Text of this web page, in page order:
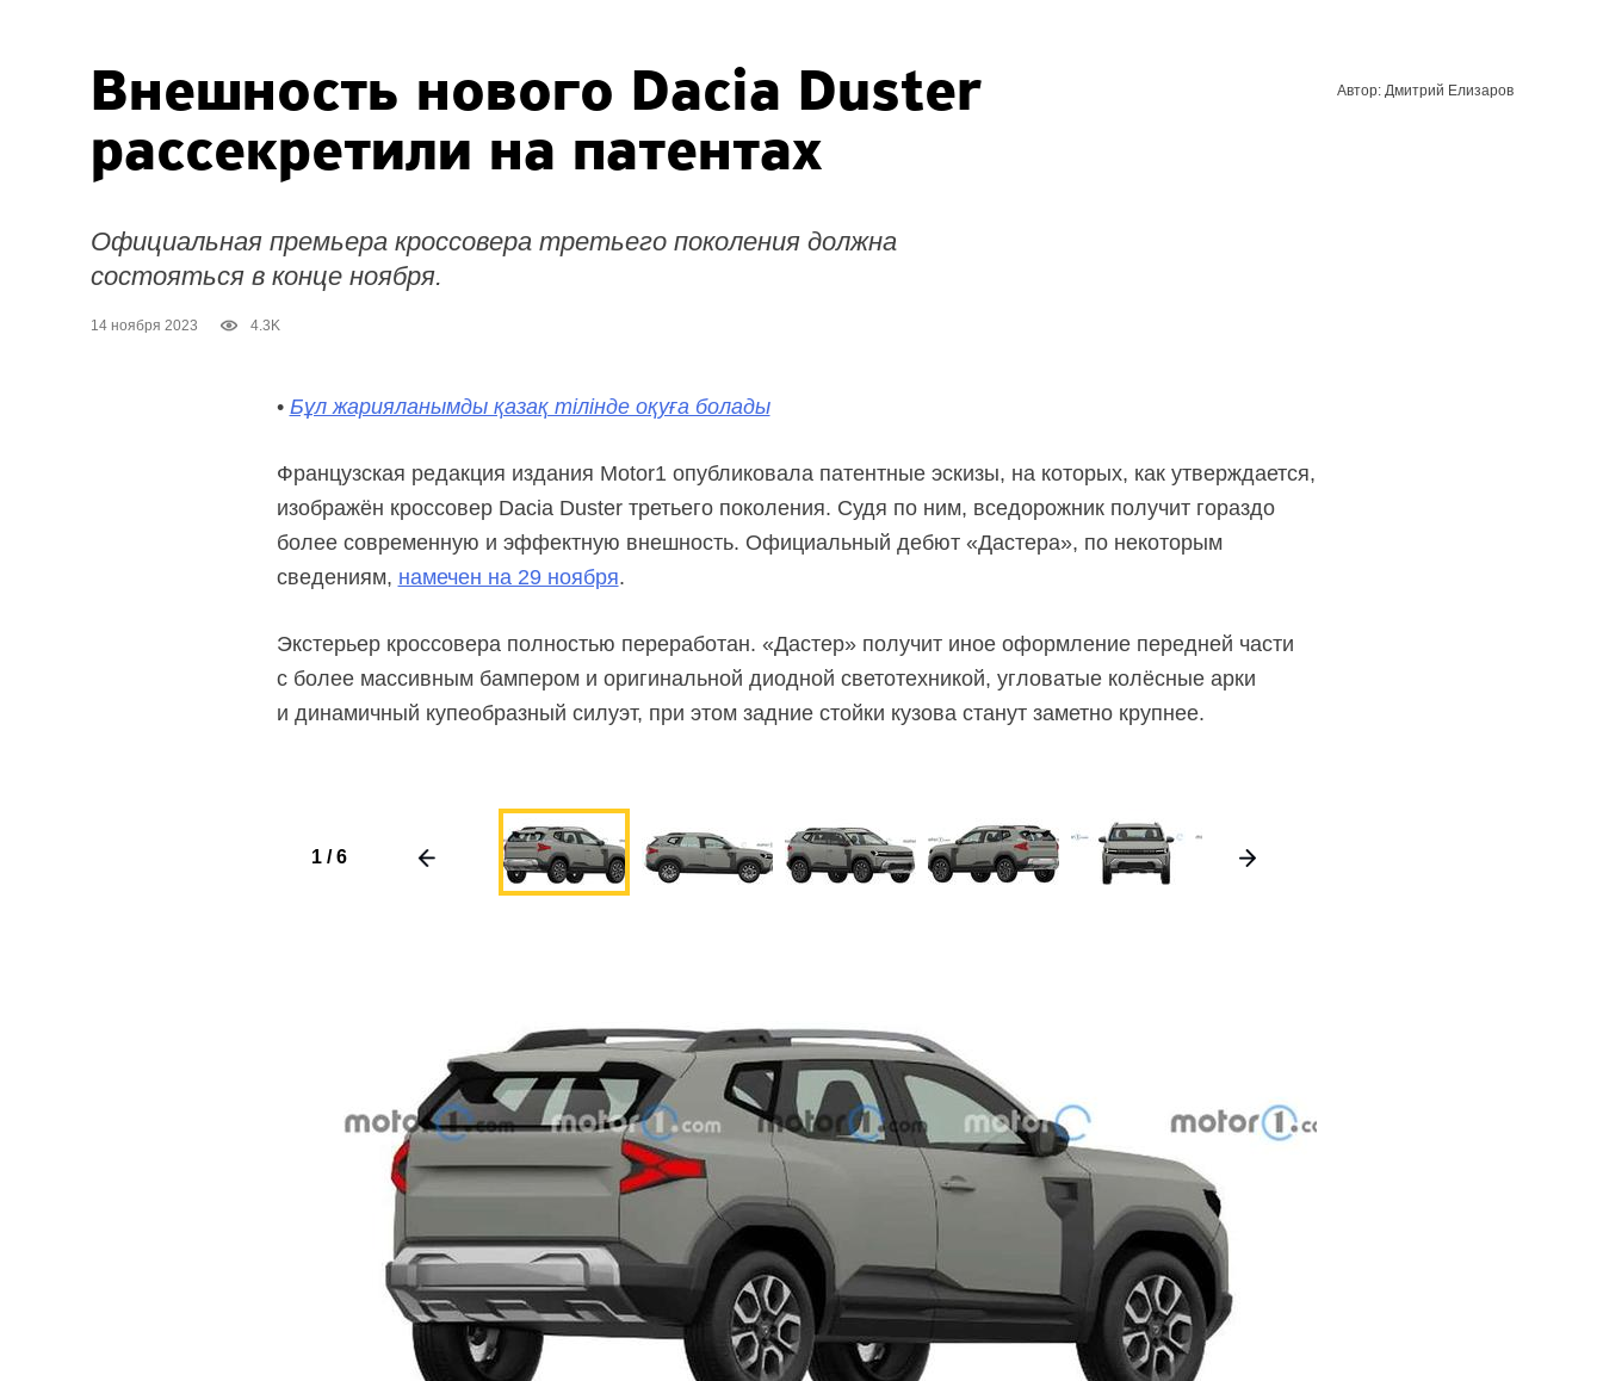
Внешность нового Dacia Duster
рассекретили на патентах
Официальная премьера кроссовера третьего поколения должна
состояться в конце ноября.
14 ноября 2023 4.3K
Автор: Дмитрий Елизаров
• Бұл жарияланымды қазақ тілінде оқуға болады
Французская редакция издания Motor1 опубликовала патентные эскизы, на которых, как утверждается,
изображён кроссовер Dacia Duster третьего поколения. Судя по ним, вседорожник получит гораздо
более современную и эффектную внешность. Официальный дебют «Дастера», по некоторым
сведениям, намечен на 29 ноября.
Экстерьер кроссовера полностью переработан. «Дастер» получит иное оформление передней части
с более массивным бампером и оригинальной диодной светотехникой, угловатые колёсные арки
и динамичный купеобразный силуэт, при этом задние стойки кузова станут заметно крупнее.
1/6